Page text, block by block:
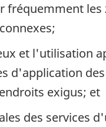
fréquemment
et l'utilisation
d'application
exigus; et
des services